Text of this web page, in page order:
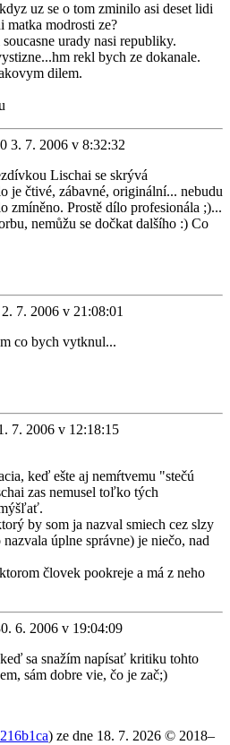
uz se o tom zminilo asi deset lidi
matka modrosti ze?
urady nasi republiky.
rekl bych ze dokanale.
dilem.
3. 7. 2006 v 8:32:32
Lischai se skrývá
je čtivé, zábavné, originální... nebudu
zmíněno. Prostě dílo profesionála ;)...
nemůžu se dočkat dalšího :) Co
2. 7. 2006 v 21:08:01
co bych vytknul...
7. 2006 v 12:18:15
keď ešte aj nemŕtvemu "stečú
zas nemusel toľko tých
by som ja nazval smiech cez slzy
úplne správne) je niečo, nad
človek pookreje a má z neho
6. 2006 v 19:04:09
sa snažím napísať kritiku tohto
sám dobre vie, čo je zač;)
216b1ca) ze dne 18. 7. 2026 © 2018–